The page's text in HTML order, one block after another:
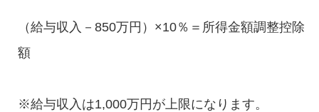
（給与収入－850万円）×10％＝所得金額調整控除
額
※給与収入は1,000万円が上限になります。